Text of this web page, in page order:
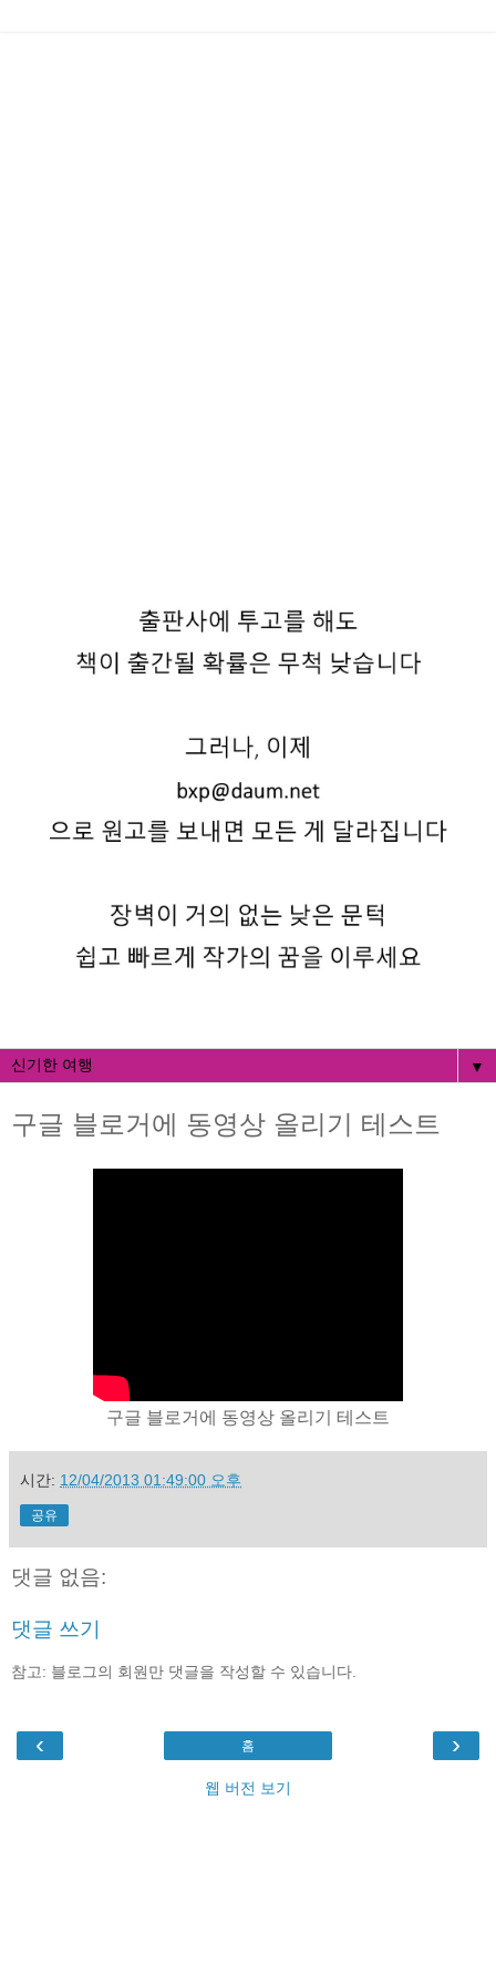
▼
구글 블로거에 동영상 올리기 테스트
구글 블로거에 동영상 올리기 테스트
시간: 12/04/2013 01:49:00 오후
공유
댓글 없음:
댓글 쓰기
참고: 블로그의 회원만 댓글을 작성할 수 있습니다.
‹ ›
홈
웹 버전 보기